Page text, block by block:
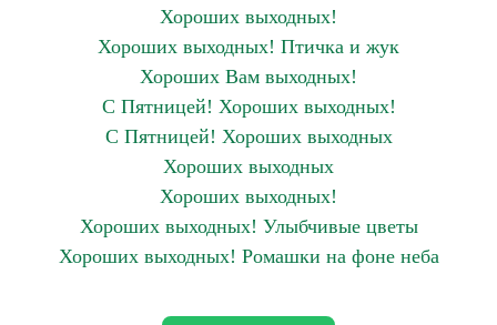
Хороших выходных!
Хороших выходных! Птичка и жук
Хороших Вам выходных!
С Пятницей! Хороших выходных!
С Пятницей! Хороших выходных
Хороших выходных
Хороших выходных!
Хороших выходных! Улыбчивые цветы
Хороших выходных! Ромашки на фоне неба